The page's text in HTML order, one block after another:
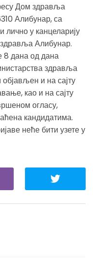
Дом здравља
Алибунар, са
лично у канцеларију
Алибунар.
8 дана од дана
здравља
и на сајту
као и на сајту
огласу,
кандидатима.
неће бити узете у